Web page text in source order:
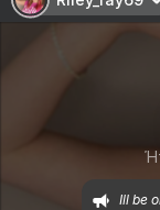
Ill be